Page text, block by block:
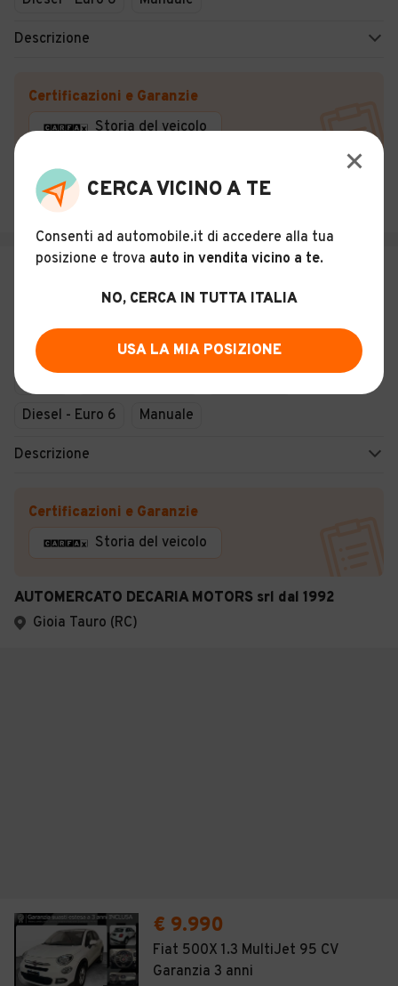
Descrizione
Certificazioni e Garanzie
Storia del veicolo
L'AUTOMOBILE DI MUSICO' DOMENICO ANTONIO
Palmi (RC)
18
Fiat 500X 1.3 M.J 95CV Business -
Diesel - Euro 6
Manuale
Descrizione
Certificazioni e Garanzie
Storia del veicolo
AUTOMERCATO DECARIA MOTORS srl dal 1992
Gioia Tauro (RC)
€ 9.990
Fiat 500X 1.3 MultiJet 95 CV
Garanzia 3 anni
CERCA VICINO A TE
Consenti ad automobile.it di accedere alla tua
posizione e trova auto in vendita vicino a te.
NO, CERCA IN TUTTA ITALIA
USA LA MIA POSIZIONE